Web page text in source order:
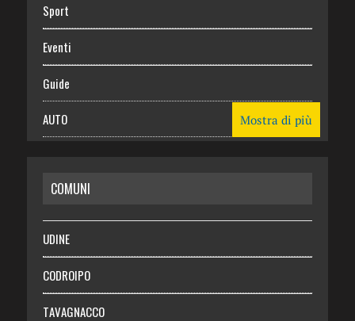
Sport
Eventi
Guide
AUTO
RISPARMIO
SALUTE
Necrologie
Chi siamo
Mostra di più
COMUNI
UDINE
CODROIPO
TAVAGNACCO